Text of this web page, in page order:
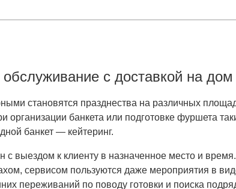
обслуживание с доставкой на дом
становятся празднества на различных
банкета или подготовке фуршета
банкет — кейтеринг.
с выездом к клиенту в назначенное место и
сервисом пользуются даже мероприятия в
переживаний по поводу готовки и поиска